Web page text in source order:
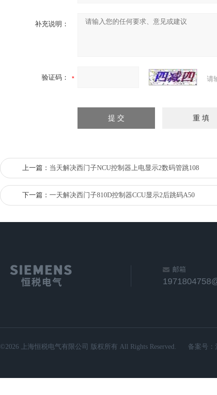
补充说明：
验证码： 请
上一篇： 当天解决西门子NCU控制器上电显示2数码管跳108
下一篇： 一天解决西门子810D控制器CCU显示2后跳码A50
邮箱
©2026 上海恒税电气有限公司 版权所有 All Rights Reserved. 备案号：